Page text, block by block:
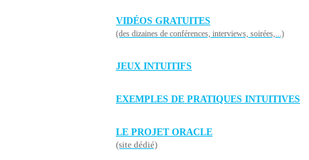
VIDÉOS GRATUITES
(des dizaines de conférences, interviews, soirées,...)
JEUX INTUITIFS
EXEMPLES DE PRATIQUES INTUITIVES
LE PROJET ORACLE
(site dédié)